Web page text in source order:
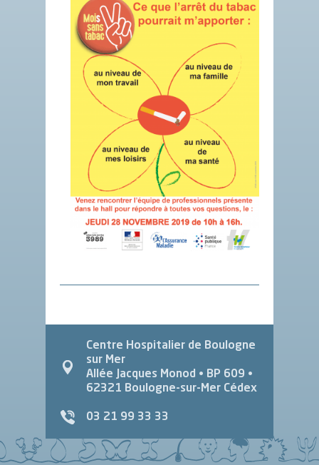
Centre Hospitalier de Boulogne
sur Mer
Allée Jacques Monod • BP 609 •
62321 Boulogne-sur-Mer Cédex
03 21 99 33 33